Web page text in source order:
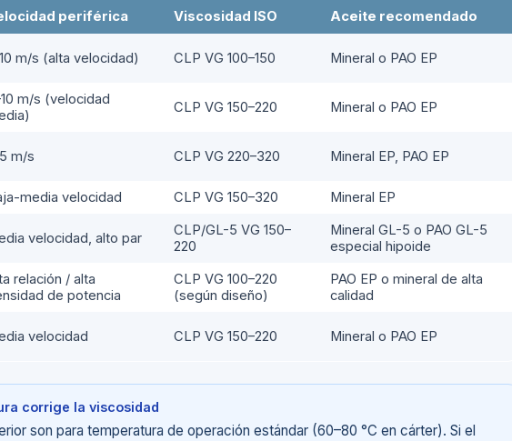
periférica Viscosidad ISO Aceite recomendado
m/s (alta velocidad) CLP VG 100–150 Mineral o PAO EP
m/s (velocidad
CLP VG 150–220 Mineral o PAO EP
m/s CLP VG 220–320 Mineral EP, PAO EP
media velocidad CLP VG 150–320
Mineral EP
velocidad, alto par
CLP/GL-5 VG 150–
220
Mineral GL-5 o PAO GL-5
especial hipoide
relación / alta
de potencia
CLP VG 100–220
(según diseño)
PAO EP o mineral de alta
calidad
velocidad CLP VG 150–220 Mineral o PAO EP
corrige la viscosidad
son para temperatura de operación estándar (60–80 °C en cárter). Si el